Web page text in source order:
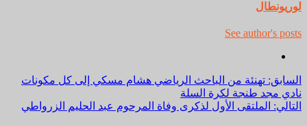
لوريونطال
See author's posts
مواصلة
القراءة
السابق: تهنئة من الباحث الرياضي هشام مسكي إلى كل مكونات
نادي مجد طنجة لكرة السلة
التالي: الملتقى الأول لذكرى وفاة المرحوم عبد الحليم الزرواطي